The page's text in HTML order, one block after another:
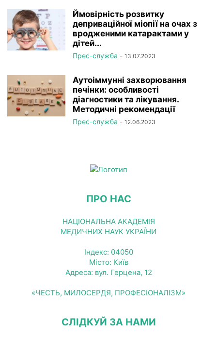
Ймовірність розвитку
деприваційної міопії на очах з
вродженими катарактами у
дітей...
Прес-служба - 13.07.2023
Аутоіммунні захворювання
печінки: особливості
діагностики та лікування.
Методичні рекомендації
Прес-служба - 12.06.2023
ПРО НАС
НАЦІОНАЛЬНА АКАДЕМІЯ
МЕДИЧНИХ НАУК УКРАЇНИ
Індекс: 04050
Місто: Київ
Адреса: вул. Герцена, 12
«ЧЕСТЬ, МИЛОСЕРДЯ, ПРОФЕСІОНАЛІЗМ»
СЛІДКУЙ ЗА НАМИ